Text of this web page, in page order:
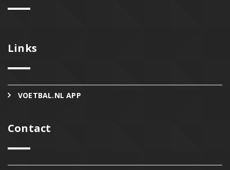
Links
VOETBAL.NL APP
Contact